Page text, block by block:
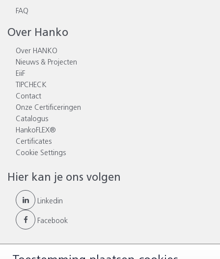
FAQ
Over Hanko
Over HANKO
Nieuws & Projecten
EiiF
TIPCHECK
Contact
Onze Certificeringen
Catalogus
HankoFLEX®
Certificates
Cookie Settings
Hier kan je ons volgen
Linkedin
Facebook